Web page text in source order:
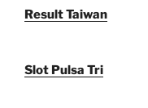
Result Taiwan
Slot Pulsa Tri